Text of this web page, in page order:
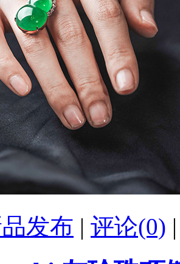
发布 | 评论(0)